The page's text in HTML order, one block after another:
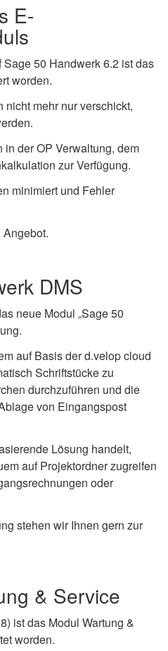
E-
50 Handwerk 6.2 ist das
worden.
mehr nur verschickt,
in der OP Verwaltung, dem
zur Verfügung.
minimiert und Fehler
DMS
neue Modul „Sage 50
auf Basis der d.velop cloud
Schriftstücke zu
durchzuführen und die
von Eingangspost
Lösung handelt,
auf Projektordner zugreifen
oder
stehen wir Ihnen gern zur
& Service
ist das Modul Wartung &
worden.